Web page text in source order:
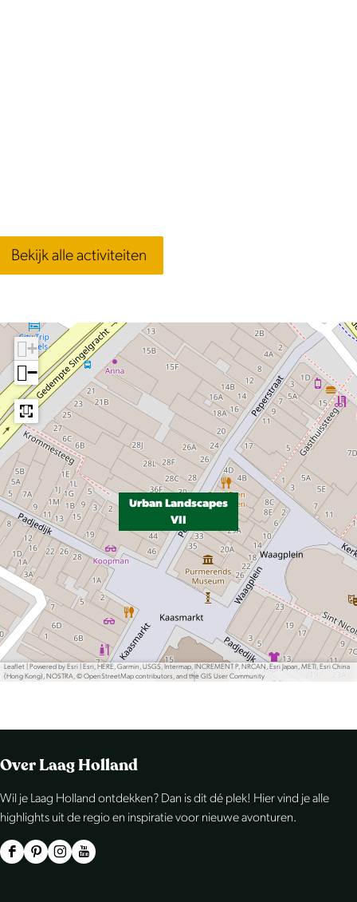
Bekijk alle activiteiten
Urban Landscapes
VII
+
−
Leaflet Powered by Esri | Esri, HERE, Garmin, USGS, Intermap, INCREMENT P, NRCAN, Esri Japan, METI, Esri China
(Hong Kong), NOSTRA, © OpenStreetMap contributors, and the GIS User Community
Over Laag Holland
Wil je Laag Holland ontdekken? Dan is dit dé plek! Hier vind je alle
highlights uit de regio en inspiratie voor nieuwe avonturen.
F
P
I
Y